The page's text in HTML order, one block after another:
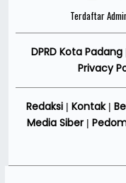
Terdaftar
DPRD Kota Padang
Privacy
Redaksi| Kontak|
Media Siber|